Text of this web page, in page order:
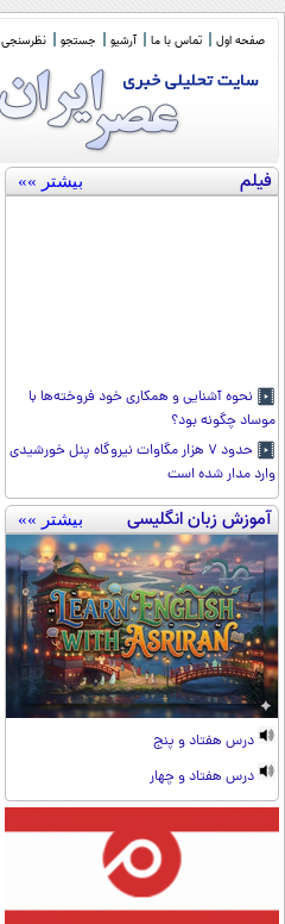
صفحه اول تماس با ما آرشیو جستجو نظرسنجی
فیلم بیشتر »»
نحوه آشنایی و همکاری خود فروخته‌ها با
موساد چگونه بود؟
حدود ۷ هزار مگاوات نیروگاه پنل خورشیدی
وارد مدار شده است
آموزش زبان انگلیسی بیشتر »»
درس هفتاد و پنج
درس هفتاد و چهار